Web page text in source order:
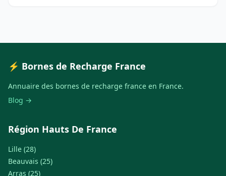
⚡ Bornes de Recharge France
Annuaire des bornes de recharge france en France.
Blog →
Région Hauts De France
Lille (28)
Beauvais (25)
Arras (25)